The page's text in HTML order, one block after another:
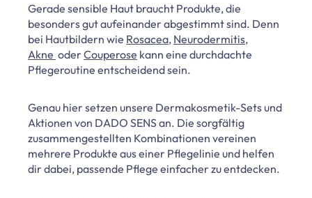
Gerade sensible Haut braucht Produkte, die
besonders gut aufeinander abgestimmt sind. Denn
bei Hautbildern wie Rosacea, Neurodermitis,
Akne oderCouperose kann eine durchdachte
Pflegeroutine entscheidend sein.
Genau hier setzen unsere Dermakosmetik-Sets und
Aktionen von DADO SENS an. Die sorgfältig
zusammengestellten Kombinationen vereinen
mehrere Produkte aus einer Pflegelinie und helfen
dir dabei, passende Pflege einfacher zu entdecken.